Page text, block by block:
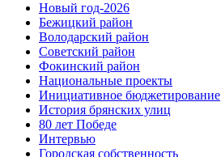
Новый год-2026
Бежицкий район
Володарский район
Советский район
Фокинский район
Национальные проекты
Инициативное бюджетирование
История брянских улиц
80 лет Победе
Интервью
Городская собственность